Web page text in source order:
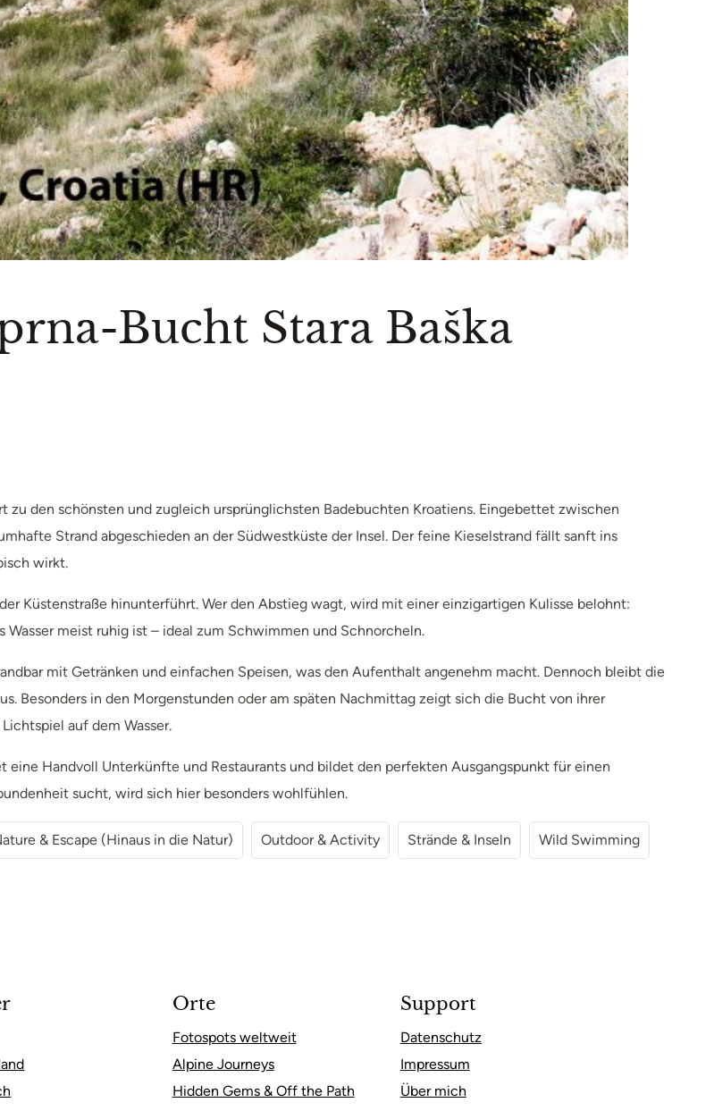
Bucht Stara Baška
zu den schönsten und zugleich ursprünglichsten Badebuchten Kroatiens. Eingebettet zwischen
Strand abgeschieden an der Südwestküste der Insel. Der feine Kieselstrand fällt sanft ins
wirkt.
Küstenstraße hinunterführt. Wer den Abstieg wagt, wird mit einer einzigartigen Kulisse belohnt:
meist ruhig ist – ideal zum Schwimmen und Schnorcheln.
mit Getränken und einfachen Speisen, was den Aufenthalt angenehm macht. Dennoch bleibt die
Besonders in den Morgenstunden oder am späten Nachmittag zeigt sich die Bucht von ihrer
auf dem Wasser.
eine Handvoll Unterkünfte und Restaurants und bildet den perfekten Ausgangspunkt für einen
sucht, wird sich hier besonders wohlfühlen.
& Escape (Hinaus in die Natur) Outdoor & Activity Strände & Inseln Wild Swimming
Orte
Fotospots weltweit
Alpine Journeys
Hidden Gems & Off the Path
Support
Datenschutz
Impressum
Über mich